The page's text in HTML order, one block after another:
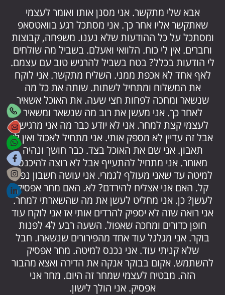
אבא שלי מתקשר. אני מסנן אותו ואומר לעצמי
שאתקשר אליו אחר כך. אני מסתכל רגע בוואטסאפ
ומסתכל על כל ההודעות שלא נענו. משפחה, קבוצות
וחברים. אין לי כוח. הלוואי ואעלם. בשביל מה שולחים
לי הודעות בכלל? בטח בשביל להרגיש טוב עם עצמם.
לאף אחד לא אכפת ממני. השליח מתקשר. אני לוקח
את המשלוח ומתחיל לשתות. שותה את כל מה
שנשאר ומחכה לפחות חצי שעה. את האוכל אשאיר
לאחר כך. אני מעשן את רוב מה שנשאר ומשאיר
לעצמי קצת למחר. אני לא יודע כבר מה אני מרגיש,
אבל זה עדיין לא מספק אותי. אני מתחיל לאכול ואין לי
תאבון. אני שם את האוכל בצד. כבר חושך ונהיה
מאוחר. אני מתחיל להתעייף אבל לא רוצה להיכנס
למיטה עד שאני מעולף לגמרי. אני עושה חשבון נפש
קל. האם אני אצליח להירדם? לא. האם מחר אפסיק
לעשן? כן. אני מחליט לעשן את מה שהשארתי למחר.
אני רואה שזה לא יספיק להרדים אותי אז אני לוקח עוד
חופן כדורים ומחכה שאפול. השעה רבע ל4 לפנות
בוקר. אני מגלגל עוד אחד מהפירורים שנשארו. חבל
שלא קניתי עוד. אני נכנס למיטה. מחר אפסיק
להשתמש. אקום בבוקר אנקה את הדירה ואצא מהבור
הזה. מבטיח לעצמי שמחר זה היום. מחר אני
אפסיק. אני הולך לישון.